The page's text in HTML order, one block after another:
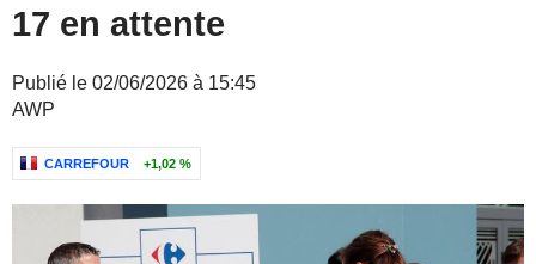
17 en attente
Publié le 02/06/2026 à 15:45
AWP
CARREFOUR +1,02 %